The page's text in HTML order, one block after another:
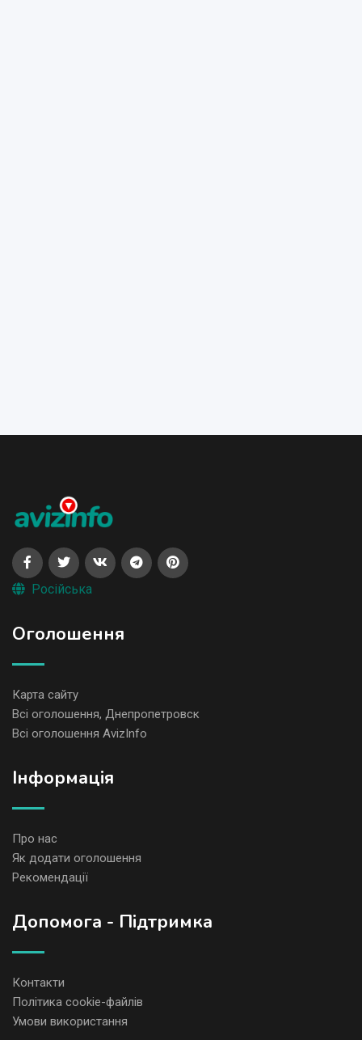
Російська
Оголошення
Карта сайту
Всі оголошення, Днепропетровск
Всі оголошення AvizInfo
Iнформація
Про нас
Як додати оголошення
Рекомендації
Допомога - Підтримка
Контакти
Політика cookie-файлів
Умови використання